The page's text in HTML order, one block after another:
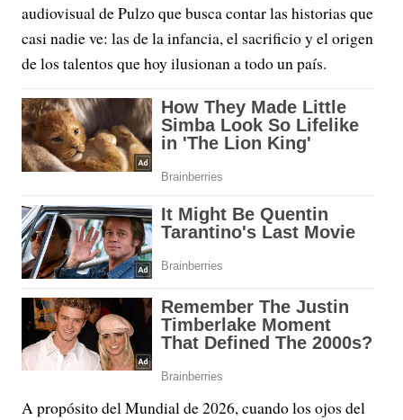
audiovisual de Pulzo que busca contar las historias que
casi nadie ve: las de la infancia, el sacrificio y el origen
de los talentos que hoy ilusionan a todo un país.
A propósito del Mundial de 2026, cuando los ojos del